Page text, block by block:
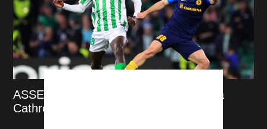
ASSE : Tamar Svetlin taillé pour plaire à
Cathro et au Peuple Vert